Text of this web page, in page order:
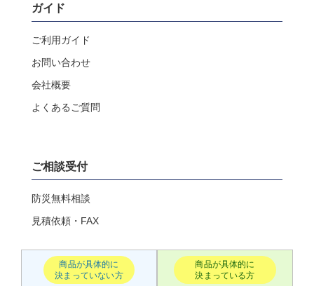
ガイド
ご利用ガイド
お問い合わせ
会社概要
よくあるご質問
ご相談受付
防災無料相談
見積依頼・FAX
商品が具体的に
決まっていない方
商品が具体的に
決まっている方